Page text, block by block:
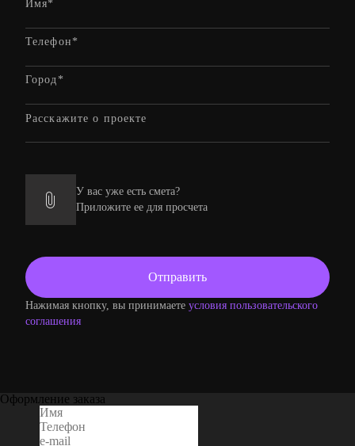
У вас уже есть смета?
Приложите ее для просчета
Нажимая кнопку, вы принимаете условия пользовательского
соглашения
Оформление заказа